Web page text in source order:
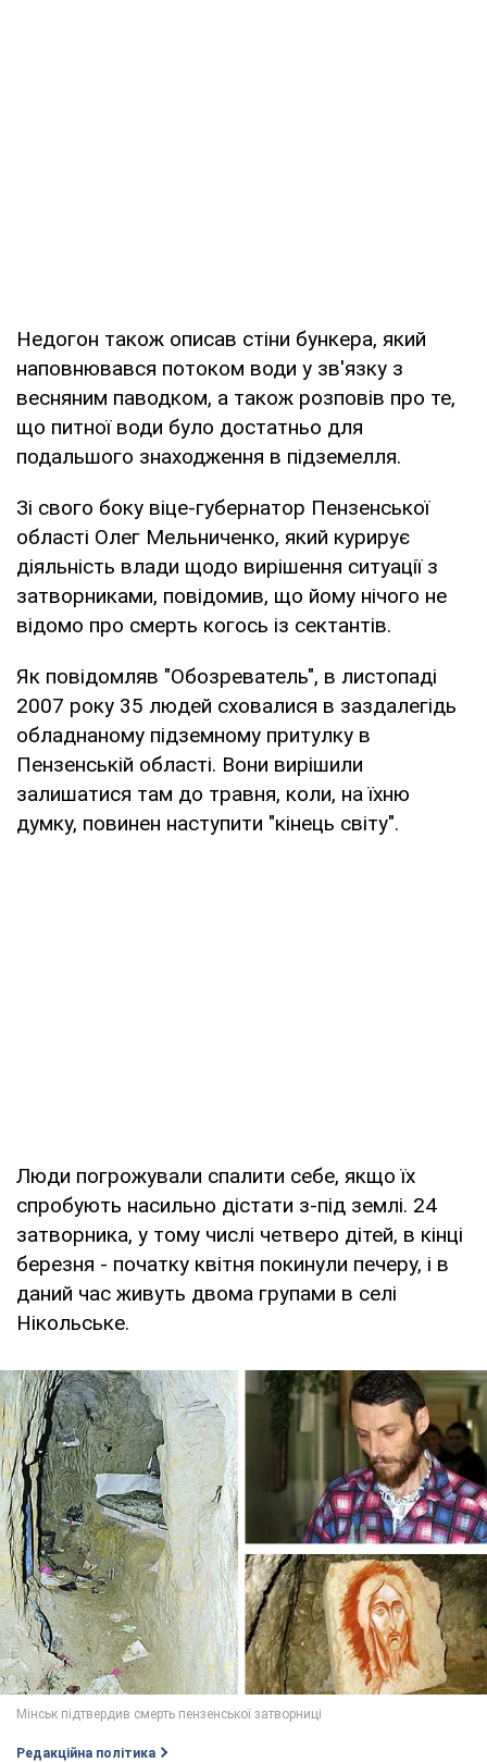
Недогон також описав стіни бункера, який
наповнювався потоком води у зв'язку з
весняним паводком, а також розповів про те,
що питної води було достатньо для
подальшого знаходження в підземелля.
Зі свого боку віце-губернатор Пензенської
області Олег Мельниченко, який курирує
діяльність влади щодо вирішення ситуації з
затворниками, повідомив, що йому нічого не
відомо про смерть когось із сектантів.
Як повідомляв "Обозреватель", в листопаді
2007 року 35 людей сховалися в заздалегідь
обладнаному підземному притулку в
Пензенській області. Вони вирішили
залишатися там до травня, коли, на їхню
думку, повинен наступити "кінець світу".
Люди погрожували спалити себе, якщо їх
спробують насильно дістати з-під землі. 24
затворника, у тому числі четверо дітей, в кінці
березня - початку квітня покинули печеру, і в
даний час живуть двома групами в селі
Нікольське.
Редакційна політика